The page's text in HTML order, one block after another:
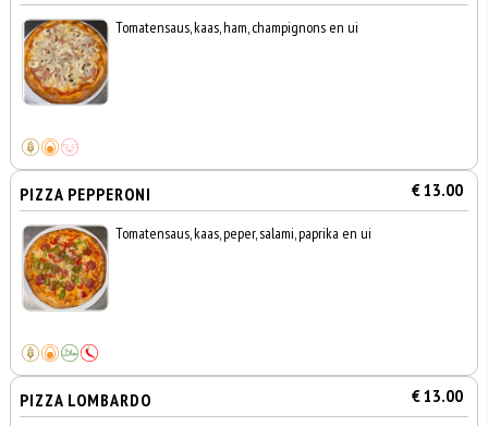
Tomatensaus, kaas, ham, champignons en ui
PIZZA PEPPERONI € 13.00
Tomatensaus, kaas, peper, salami, paprika en ui
PIZZA LOMBARDO € 13.00